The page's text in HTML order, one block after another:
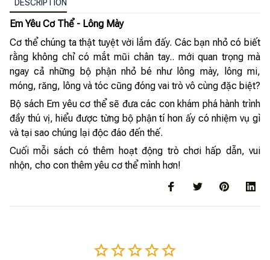
DESCRIPTION
Em Yêu Cơ Thể - Lông Mày
Cơ thể chúng ta thật tuyệt vời lắm đấy. Các bạn nhỏ có biết
rằng không chỉ có mắt mũi chân tay.. mới quan trọng mà
ngay cả những bộ phận nhỏ bé như lông mày, lông mi,
móng, răng, lông và tóc cũng đóng vai trò vô cùng đặc biệt?
Bộ sách Em yêu cơ thể sẽ đưa các con khám phá hành trình
đầy thú vị, hiểu được từng bộ phận tí hon ấy có nhiệm vụ gì
và tại sao chúng lại độc đáo đến thế.
Cuối mỗi sách có thêm hoạt động trò chơi hấp dẫn, vui
nhộn, cho con thêm yêu cơ thể mình hơn!